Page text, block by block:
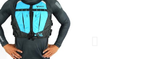
QUICK VIEW